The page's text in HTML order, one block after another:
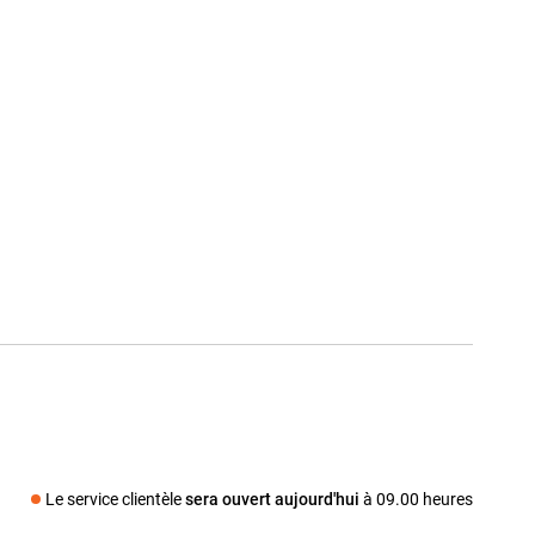
Le service clientèlesera ouvert aujourd'hui à 09.00 heures
social